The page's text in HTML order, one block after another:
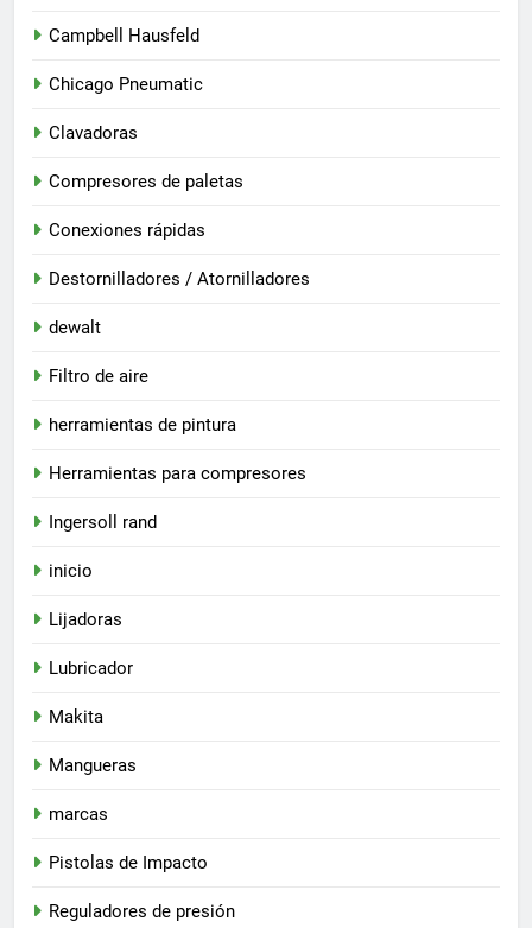
Campbell Hausfeld
Chicago Pneumatic
Clavadoras
Compresores de paletas
Conexiones rápidas
Destornilladores / Atornilladores
dewalt
Filtro de aire
herramientas de pintura
Herramientas para compresores
Ingersoll rand
inicio
Lijadoras
Lubricador
Makita
Mangueras
marcas
Pistolas de Impacto
Reguladores de presión